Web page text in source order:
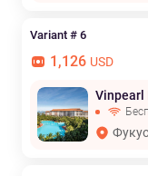
Variant # 6
1,126 USD
Vinpearl